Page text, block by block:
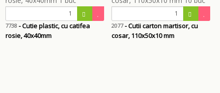
7738 - Cutie plastic, cu catifea
rosie, 40x40mm
2077- Cutii carton martisor, cu
cosar, 110x50x10 mm